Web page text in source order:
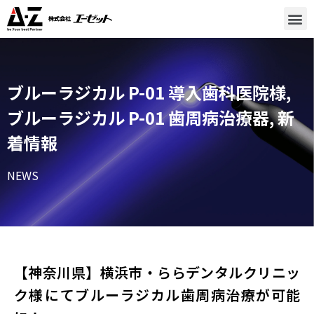
ブルーラジカル P-01 導入歯科医院様,
ブルーラジカル P-01 歯周病治療器,新
着情報
NEWS
【神奈川県】横浜市・ららデンタルクリニッ
ク様​にてブルーラジカル歯周病治療が可能